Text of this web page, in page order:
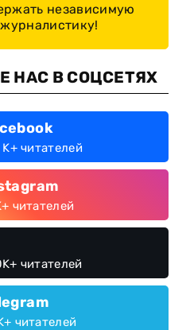
независимую
журналистику!
НАС В СОЦСЕТЯХ
K+ читателей
читателей
читателей
читателей